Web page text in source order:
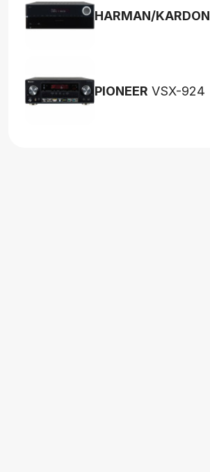
HARMAN/KARDON
PIONEER VSX-924